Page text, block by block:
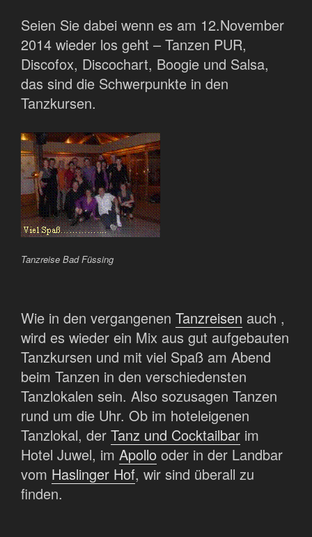
Seien Sie dabei wenn es am 12.November
2014 wieder los geht – Tanzen PUR,
Discofox, Discochart, Boogie und Salsa,
das sind die Schwerpunkte in den
Tanzkursen.
Tanzreise Bad Füssing
Wie in den vergangenen Tanzreisen auch ,
wird es wieder ein Mix aus gut aufgebauten
Tanzkursen und mit viel Spaß am Abend
beim Tanzen in den verschiedensten
Tanzlokalen sein. Also sozusagen Tanzen
rund um die Uhr. Ob im hoteleigenen
Tanzlokal, der Tanz und Cocktailbar im
Hotel Juwel, im Apollo oder in der Landbar
vom Haslinger Hof, wir sind überall zu
finden.